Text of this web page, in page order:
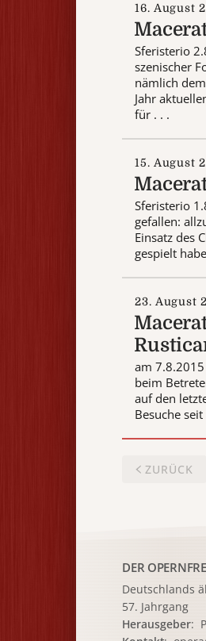
16. August
Sferisterio
szenischer
nämlich
Jahr
für . . .
15. August
Sferisterio
gefallen:
Einsatz des
gespielt
23. August
am
beim
auf den
Besuche
ZURÜCK
DER
Deutschlands
57. Jahrgang
Herausgeber: